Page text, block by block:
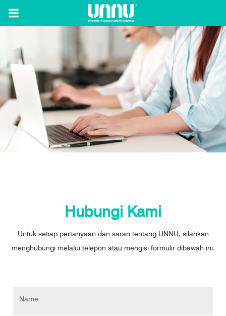
Hubungi Kami
Untuk setiap pertanyaan dan saran tentang UNNU, silahkan
menghubungi melalui telepon atau mengisi formulir dibawah ini.
Name